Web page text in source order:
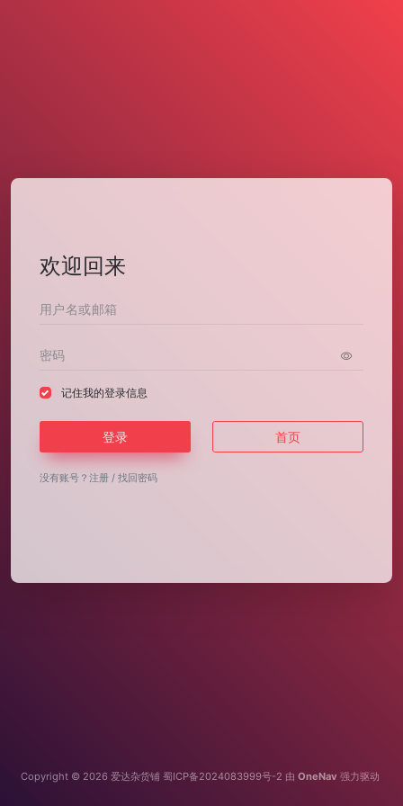
欢迎回来
记住我的登录信息
登录 首页
没有账号？ 注册 / 找回密码
Copyright © 2026 爱达杂货铺 蜀ICP备2024083999号-2 由 OneNav 强力驱动